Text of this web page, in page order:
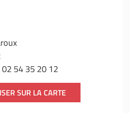
02 54 35 20 12
SUR LA CARTE